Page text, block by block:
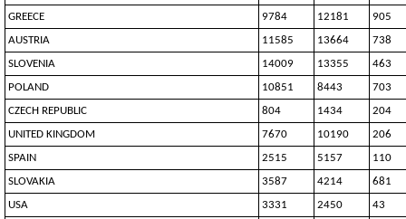
GREECE
9784 12181
905
AUSTRIA
11585 13664
738
SLOVENIA
14009 13355
463
POLAND
10851 8443
703
CZECH REPUBLIC
804 1434
204
UNITED KINGDOM
7670 10190
206
SPAIN
2515 5157
110
SLOVAKIA
3587 4214
681
USA
3331 2450
43